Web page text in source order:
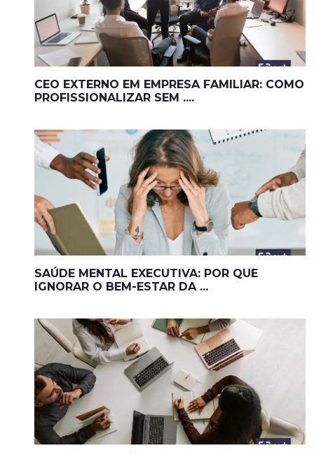
CEO EXTERNO EM EMPRESA FAMILIAR: COMO
PROFISSIONALIZAR SEM ....
SAÚDE MENTAL EXECUTIVA: POR QUE
IGNORAR O BEM-ESTAR DA ...